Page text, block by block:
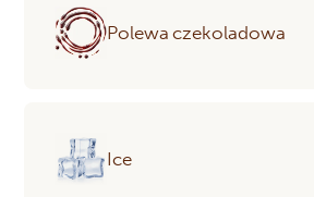
Polewa czekoladowa
Ice